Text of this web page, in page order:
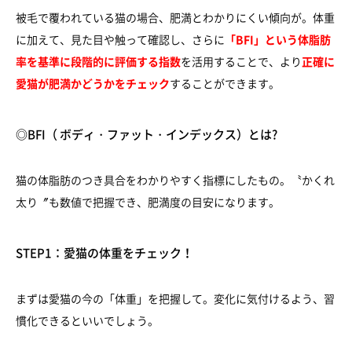
被毛で覆われている猫の場合、肥満とわかりにくい傾向が。体重
に加えて、見た目や触って確認し、さらに 「BFI」という体脂肪
率を基準に段階的に評価する指数を活用することで、より正確に
愛猫が肥満かどうかをチェックすることができます。
◎BFI（ ボディ・ファット・インデックス）とは?
猫の体脂肪のつき具合をわかりやすく指標にしたもの。〝かくれ
太り〞も数値で把握でき、肥満度の目安になります。
STEP1：愛猫の体重をチェック！
まずは愛猫の今の「体重」を把握して。変化に気付けるよう、習
慣化できるといいでしょう。